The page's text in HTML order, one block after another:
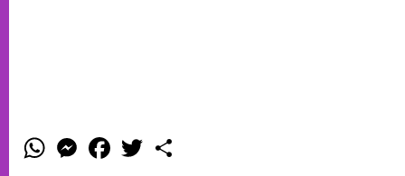
W
h
M
e
F
a w